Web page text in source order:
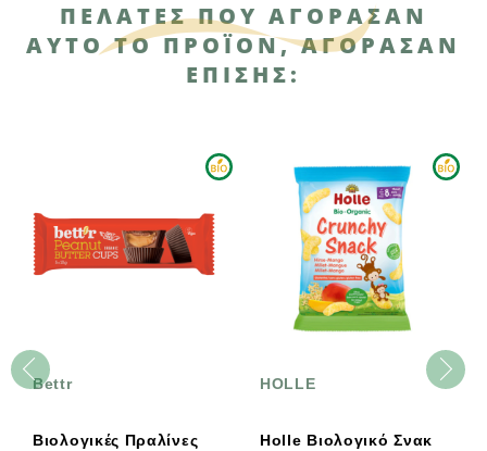
ΠΕΛΆΤΕΣ ΠΟΥ ΑΓΌΡΑΣΑΝ
ΑΥΤΌ ΤΟ ΠΡΟΪΌΝ, ΑΓΌΡΑΣΑΝ
ΕΠΊΣΗΣ:
Bettr
Βιολογικές Πραλίνες
HOLLE
Holle Βιολογικό Σνακ